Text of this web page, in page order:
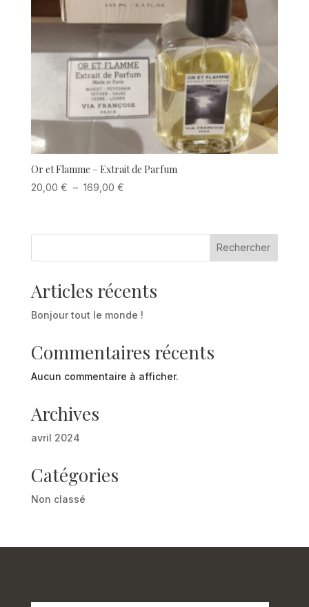
Or et Flamme – Extrait de Parfum
20,00 € – 169,00 €Plage
20,00 €
Rechercher
Articles récents
Bonjour tout le monde !
Commentaires récents
Aucun commentaire à afficher.
Archives
avril 2024
Catégories
Non classé